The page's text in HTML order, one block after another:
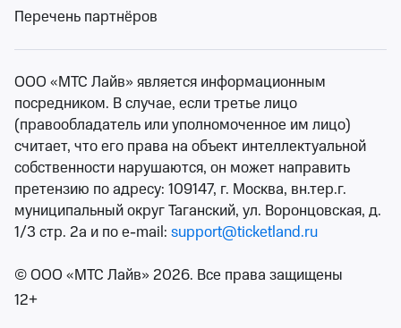
На Ticketland найдется спектакль для каждого — по
душе, по настроению, по интересам. Легко найти
нужный вам спектакль по названию театра, жанру
или именам актеров, которые в нем участвуют.
Прочтите аннотацию, посмотрите отзывы зрителей и
сделайте свой выбор.
Билеты на спектакли театров Республики Хакасия вы
можете приобрести прямо на сайте Ticketland,
оплатив покупку банковской картой. Останется лишь
распечатать электронный билет или показать QR-код
билета при входе.
Перечень партнёров
ООО «МТС Лайв» является информационным
посредником. В случае, если третье лицо
(правообладатель или уполномоченное им лицо)
считает, что его права на объект интеллектуальной
собственности нарушаются, он может направить
претензию по адресу: 109147, г. Москва, вн.тер.г.
муниципальный округ Таганский, ул. Воронцовская, д.
1/3 стр. 2а и по e-mail: support@ticketland.ru
© ООО «МТС Лайв» 2026. Все права защищены
12+